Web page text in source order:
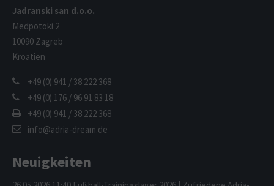
Jadranski san d.o.o.
Medpotoki 2
10090 Zagreb
Kroatien
+49 (0) 941 / 38 222 368
+49 (0) 176 / 96 91 83 18
+49 (0) 941 / 38 222 368
info@adria-dream.de
Neuigkeiten